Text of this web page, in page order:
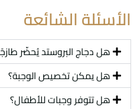
الأسئلة الشائعة
هل دجاج البروستد يُحضّر
هل يمكن تخصيص الوجبة؟
هل تتوفر وجبات للأطفال؟